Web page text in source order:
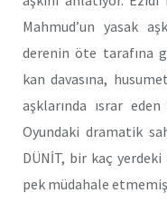
Mahmud’un yasak
derenin öte tarafına
kan davasına,
aşklarında ısrar
Oyundaki dramatik
DÜNİT, bir kaç
pek müdahale